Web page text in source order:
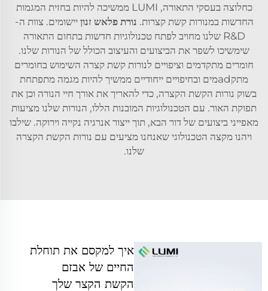
כחלוצה בעסקי התאורה, LUMI ממשיכה להיות בחזית המגמות
החדשות במנורות קשת קצרות. נורת פלאש זנוןיישומים. צוות ה-
R&D שלנו מחויב לפתח טכנולוגיות חדשות בתחום התאורה
שימשיכו לשפר את הביצועים והעיצוב הכולל של הנורות שלנו.
חומרים מתקדמים וציפויים לנורות קשת קצרה השימוש בחומרים
מתקadמים ובחיפויים ייחודיים ממשיך להיות מגמה מתפתחת
בשוק נורות הקשת הקצרה, כדי להאריך את אורך חיי הנורה וכן את
תפוקת האור. עם הטכנולוגיות המובנות הללו, הנורות שלנו מציעות
מאפייני ביצועים של דור הבא, תוך ייצור אנרגיה נקייה וירוקה. שילבו
ויהנו מקצה הטכנולוגי שאנחנו מציעים עם נורות הקשת הקצרה
שלנו.
איך למקסם את תוחלת
החיים של אבזם
הקשת הקצר שלך